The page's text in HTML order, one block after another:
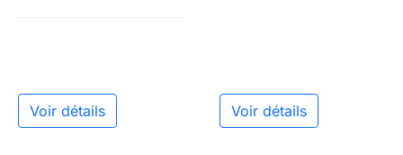
Voir détails Voir détails